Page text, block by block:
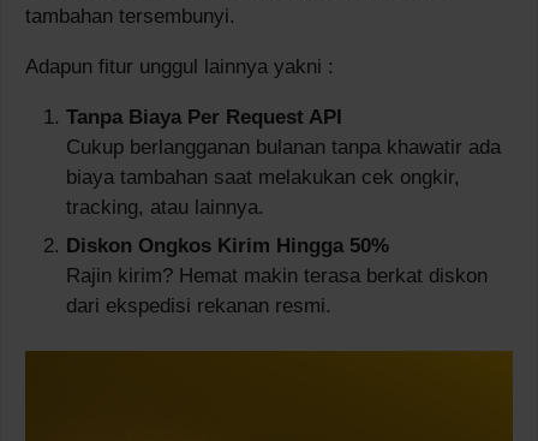
tambahan tersembunyi.
Adapun fitur unggul lainnya yakni :
Tanpa Biaya Per Request API
Cukup berlangganan bulanan tanpa khawatir ada
biaya tambahan saat melakukan cek ongkir,
tracking, atau lainnya.
Diskon Ongkos Kirim Hingga 50%
Rajin kirim? Hemat makin terasa berkat diskon
dari ekspedisi rekanan resmi.